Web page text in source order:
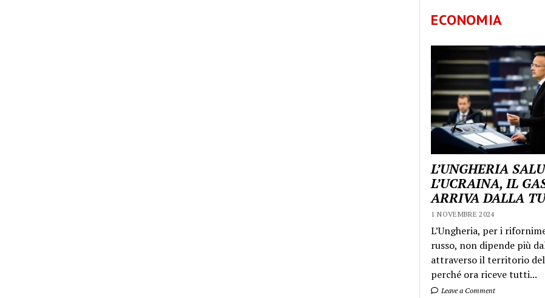
ECONOMIA
L’UNGHERIA
L’UCRAINA, IL
ARRIVA DALLA
1 NOVEMBRE 2024
L’Ungheria, per i
russo, non dipende più
attraverso il territorio
perché ora riceve tutti...
Leave a Comment